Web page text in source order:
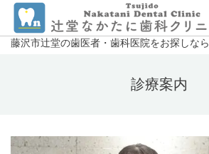
藤沢市辻堂の歯医者・歯科医院をお探しなら
診療案内